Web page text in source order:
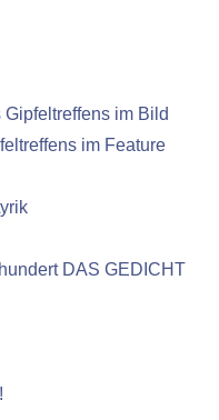
im Bild
im Feature
DAS GEDICHT